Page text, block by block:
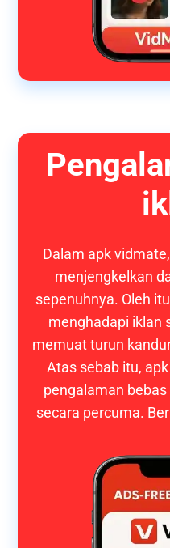
Dalam apk
menjengkelkan
sepenuhnya. Oleh
menghadapi iklan
memuat turun
Atas sebab itu,
pengalaman
secara percuma.